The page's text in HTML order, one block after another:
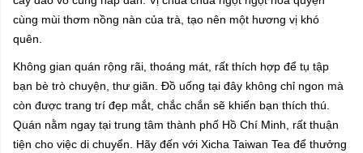
cùng mùi thơm nồng nàn của trà, tạo nên một hương vị khó
quên.
Không gian quán rộng rãi, thoáng mát, rất thích hợp để tụ tập
bạn bè trò chuyện, thư giãn. Đồ uống tại đây không chỉ ngon mà
còn được trang trí đẹp mắt, chắc chắn sẽ khiến bạn thích thú.
Quán nằm ngay tại trung tâm thành phố Hồ Chí Minh, rất thuận
tiện cho việc di chuyển. Hãy đến với Xicha Taiwan Tea để thưởng